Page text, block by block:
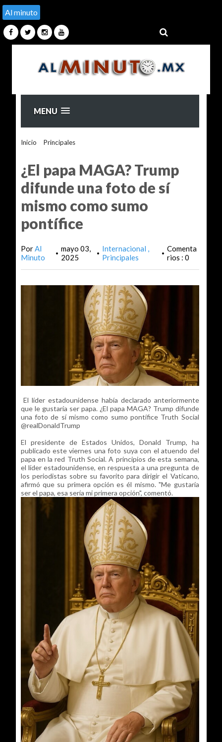
Al minuto
MENU
Inicio Principales>
¿El papa MAGA? Trump
difunde una foto de sí
mismo como sumo
pontífice
PorAl
Minuto
• mayo 03,
2025
• Internacional
Principales
• Comenta
rios : 0
El líder estadounidense había declarado anteriormente
que le gustaría ser papa. ¿El papa MAGA? Trump difunde
una foto de sí mismo como sumo pontífice Truth Social
@realDonaldTrump
El presidente de Estados Unidos, Donald Trump, ha
publicado este viernes una foto suya con el atuendo del
papa en la red Truth Social. A principios de esta semana,
el líder estadounidense, en respuesta a una pregunta de
los periodistas sobre su favorito para dirigir el Vaticano,
afirmó que su primera opción es él mismo. "Me gustaría
ser el papa, esa sería mi primera opción", comentó.